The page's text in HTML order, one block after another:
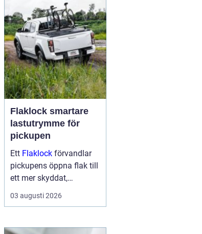
driftsäkerhet, lägre ...
Flaklock smartare
lastutrymme för
pickupen
Ett Flaklock förvandlar
pickupens öppna flak till
ett mer skyddat,
praktiskt och ibland
också mer bränslesnålt
är skillnaden tydlig
03 augusti 2026